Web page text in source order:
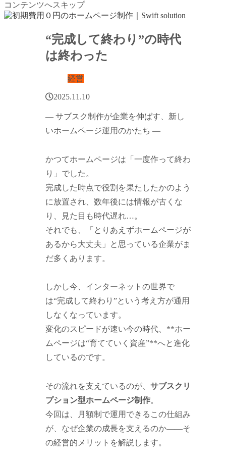
コンテンツへスキップ
“完成して終わり”の時代
は終わった
経営
2025.11.10
― サブスク制作が企業を伸ばす、新し
いホームページ運用のかたち ―
かつてホームページは「一度作って終わ
り」でした。
完成した時点で役割を果たしたかのよう
に放置され、数年後には情報が古くな
り、見た目も時代遅れ…。
それでも、「とりあえずホームページが
あるから大丈夫」と思っている企業がま
だ多くあります。
しかし今、インターネットの世界で
は“完成して終わり”という考え方が通用
しなくなっています。
変化のスピードが速い今の時代、**ホー
ムページは“育てていく資産”**へと進化
しているのです。
その流れを支えているのが、サブスクリ
プション型ホームページ制作。
今回は、月額制で運用できるこの仕組み
が、なぜ企業の成長を支えるのか――そ
の経営的メリットを解説します。